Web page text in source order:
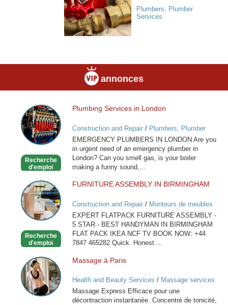
Plumbers, Plumber
Services
annonces
Plumbing
Services
in
London
Recherche
d'emploi
Plumbing Services in London
Construction and Repair/ Plumbers, Plumber
Services
EMERGENCY PLUMBERS IN LONDON Are you
in urgent need of an emergency plumber in
London? Can you smell gas, is your boiler
making a funny sound,...
FURNITURE
ASSEMBLY
IN
BIRMINGHAM
Recherche
d'emploi
FURNITURE ASSEMBLY IN BIRMINGHAM
Construction and Repair/ Monteurs de meubles
EXPERT FLATPACK FURNITURE ASSEMBLY -
5 STAR - BEST HANDYMAN IN BIRMINGHAM
FLAT PACK IKEA NCF TV BOOK NOW: +44
7847 465282 Quick. Honest....
Massage
à
Paris
Massage à Paris
Health and Beauty Services / Massage services
at home
Massage Express Efficace pour une
décontraction instantanée. Concentré de tonicité,